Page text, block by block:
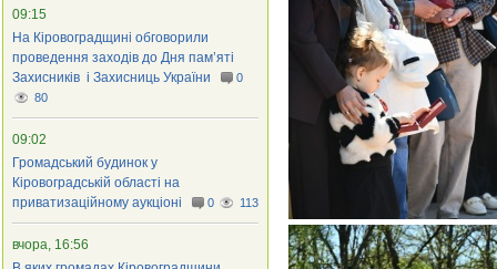
09:15
На Кіровоградщині обговорили
проведення заходів до Дня пам’яті
Захисників і Захисниць України
0
80
09:02
Громадський будинок у
Кіровоградській області на
приватизаційному аукціоні
0 113
вчора, 16:56